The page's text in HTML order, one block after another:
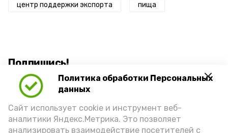
Политика обработки Персональных
данных
Сайт использует cookie и инструмент веб-
аналитики Яндекс.Метрика. Это позволяет
анализировать взаимодействие посетителей с
центр поддержки экспорта пища
Подпишись!